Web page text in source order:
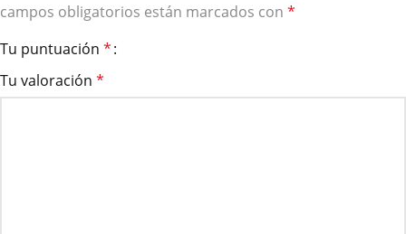
campos obligatorios están marcados con *
Tu puntuación *
Tu valoración *